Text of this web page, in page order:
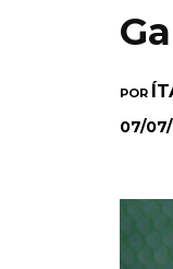
POR
07/07/